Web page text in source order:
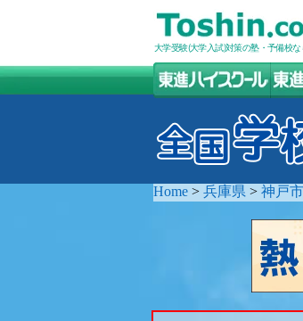
大学受験(大学入試)対策の塾・予備校な
Home > 兵庫県 > 神戸